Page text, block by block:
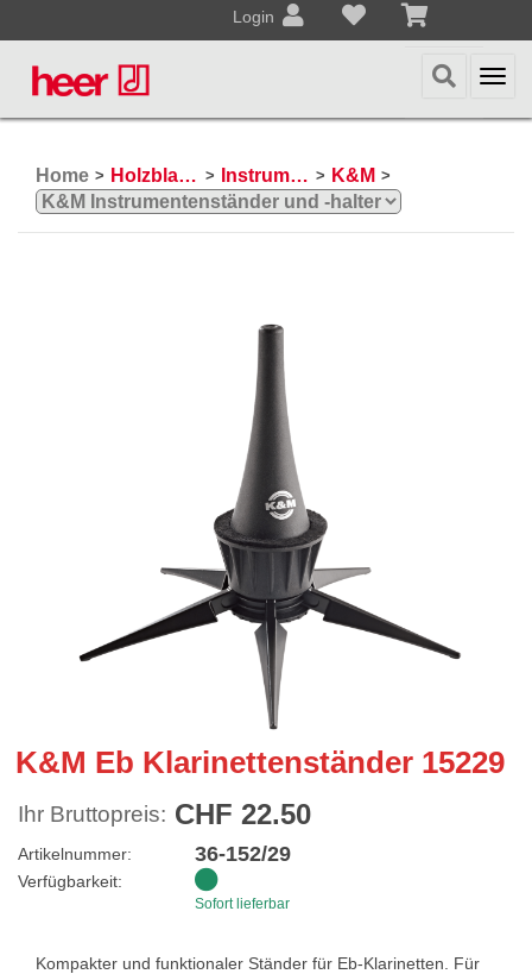
Login
Home > Holzblasinstrumente > Instrumentenständer- und halter > K&M >
K&M Eb Klarinettenständer 15229
Ihr Bruttopreis: CHF 22.50
Artikelnummer: 36-152/29
Verfügbarkeit:
Sofort lieferbar
Kompakter und funktionaler Ständer für Eb-Klarinetten. Für